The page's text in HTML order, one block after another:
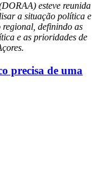
esteve reunida
a situação política e
definindo as
e as prioridades de
precisa de uma